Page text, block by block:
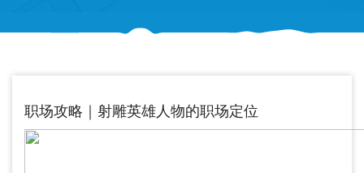
职场攻略｜射雕英雄人物的职场定位